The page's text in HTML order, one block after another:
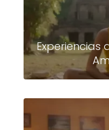
Experiencias